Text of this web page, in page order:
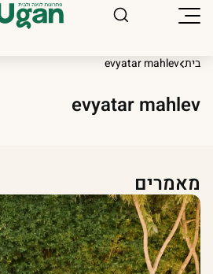
בית evyatar mahlev
evyatar mahlev
מאמרים